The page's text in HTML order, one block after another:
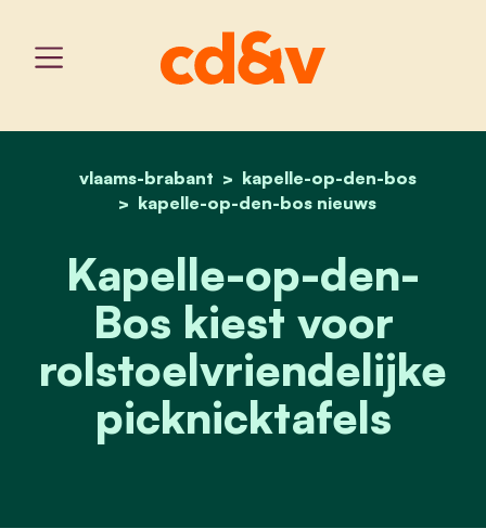
home
vlaams-brabant
kapelle-op-den-bos
kapelle-op-den-bos nieuws
kapelle-op-den-bos
Kapelle-op-den-
Bos kiest voor
rolstoelvriendelijke
picknicktafels